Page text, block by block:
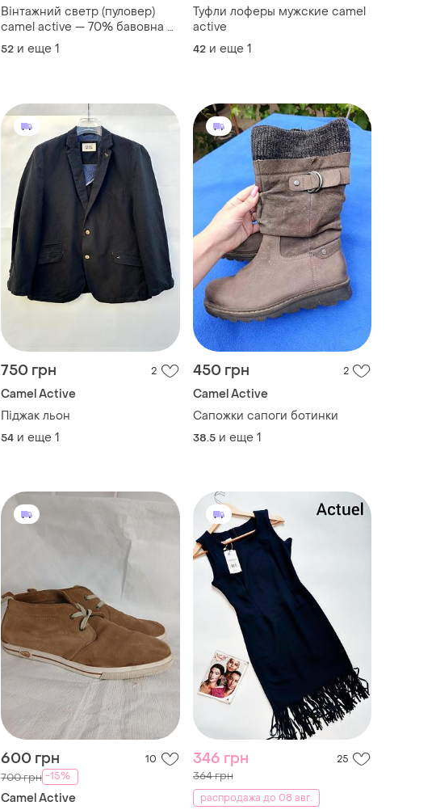
Вінтажний светр (пуловер)
camel active — 70% бавовна —
ідеальний стан! (l-xl/52-54)
52 и еще 1
Туфли лоферы мужские camel
active
42 и еще 1
750 грн 2
Camel Active
Піджак льон
54 и еще 1
450 грн 2
Camel Active
Сапожки сапоги ботинки
38.5 и еще 1
600 грн 10
700 грн -15%
Camel Active
346 грн 25
364 грн
распродажа до 08 авг.